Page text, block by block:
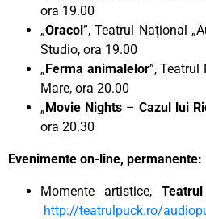
ora 19.00
„Oracol”, Teatrul Național
Studio, ora 19.00
„Ferma animalelor”,
Mare, ora 20.00
„Movie Nights – Cazul lui
ora 20.30
Evenimente on-line, permanente:
Momente artistice,
http://teatrulpuck.ro/